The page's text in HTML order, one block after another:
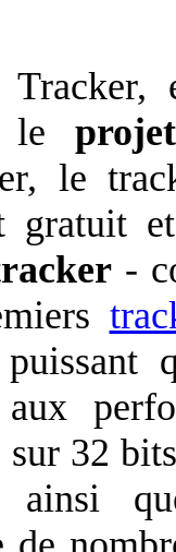
le
le
gratuit
-
32
ainsi